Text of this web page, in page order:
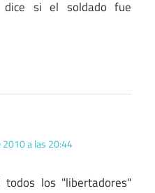
si el soldado fue
2010 a las 20:44
todos los "libertadores"